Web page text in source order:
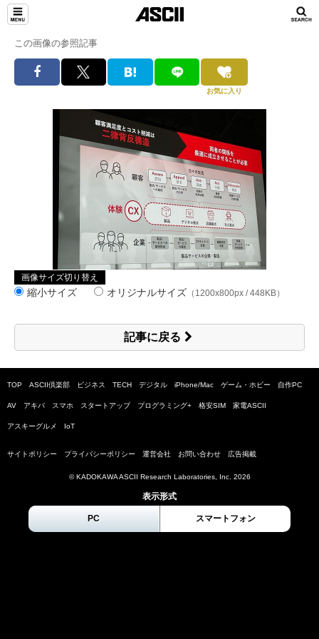
この画像の参照記事
お気に入り
画像サイズ切り替え
縮小サイズ オリジナルサイズ （1200x800px / 448KB）
記事に戻る
TOP ASCII倶楽部 ビジネス TECH デジタル iPhone/Mac ゲーム・ホビー 自作PC
AV アキバ スマホ スタートアップ プログラミング+ 格安SIM 家電ASCII
アスキーグルメ IoT
サイトポリシー プライバシーポリシー 運営会社 お問い合わせ 広告掲載
© KADOKAWA ASCII Research Laboratories, Inc. 2026
表示形式
PC スマートフォン